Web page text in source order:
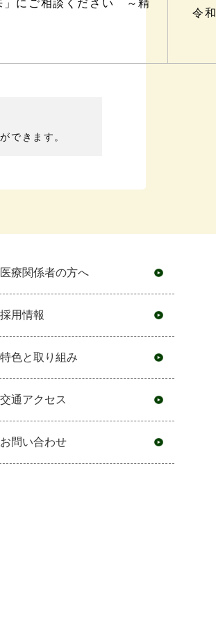
」にご相談ください ～精
令
できます。
医療関係者の方へ
採用情報
特色と取り組み
交通アクセス
お問い合わせ